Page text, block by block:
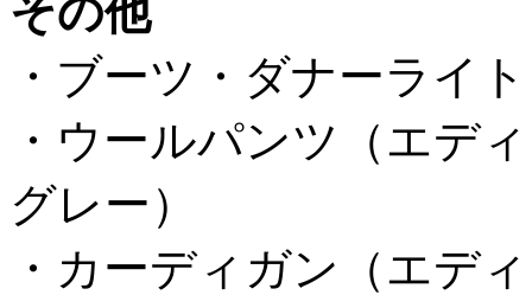
その他
・ブーツ・ダナーライ
・ウールパンツ（エデ
グレー）
・カーディガン（エデ